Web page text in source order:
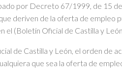
por Decreto 67/1999, de 15
deriven de la oferta de empleo
(Boletín Oficial de Castilla y
de Castilla y León, el orden de
que sea la oferta de